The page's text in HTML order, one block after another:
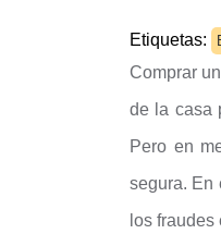
Etiquetas:
Comprar
de la casa
Pero en
segura. En
los